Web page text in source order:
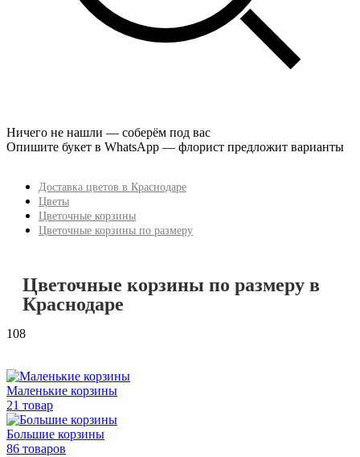
Ничего не нашли — соберём под вас
Опишите букет в WhatsApp — флорист предложит варианты
Доставка цветов в Краснодаре
Цветы
Цветочные корзины
Цветочные корзины по размеру
Цветочные корзины по размеру в
Краснодаре
108
Маленькие корзины
21 товар
Большие корзины
86 товаров